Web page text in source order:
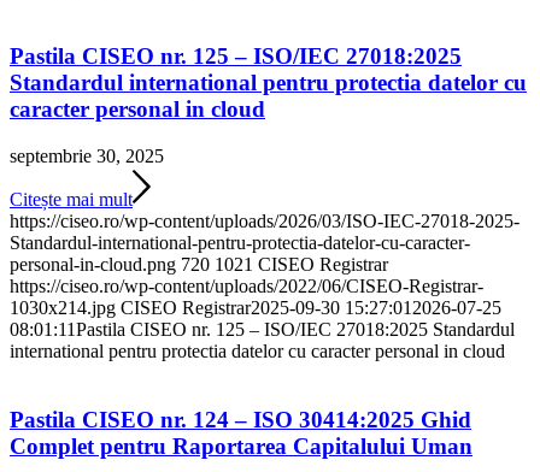
Pastila CISEO nr. 125 – ISO/IEC 27018:2025
Standardul international pentru protectia datelor cu
caracter personal in cloud
septembrie 30, 2025
Citește mai mult
https://ciseo.ro/wp-content/uploads/2026/03/ISO-IEC-27018-2025-
Standardul-international-pentru-protectia-datelor-cu-caracter-
personal-in-cloud.png 720 1021 CISEO Registrar
https://ciseo.ro/wp-content/uploads/2022/06/CISEO-Registrar-
1030x214.jpg CISEO Registrar2025-09-30 15:27:01 2026-07-25
08:01:11Pastila CISEO nr. 125 – ISO/IEC 27018:2025 Standardul
international pentru protectia datelor cu caracter personal in cloud
Pastila CISEO nr. 124 – ISO 30414:2025 Ghid
Complet pentru Raportarea Capitalului Uman